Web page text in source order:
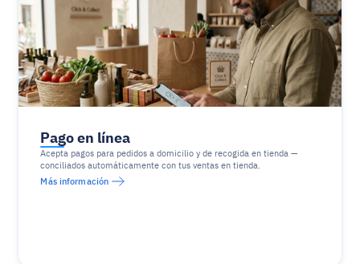
Pago en línea
Acepta pagos para pedidos a domicilio y de recogida en tienda —
conciliados automáticamente con tus ventas en tienda.
Más información